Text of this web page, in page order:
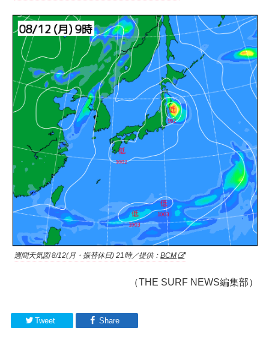
週間天気図 8/12(月・振替休日) 21時／提供：BCM
（THE SURF NEWS編集部）
Tweet Share